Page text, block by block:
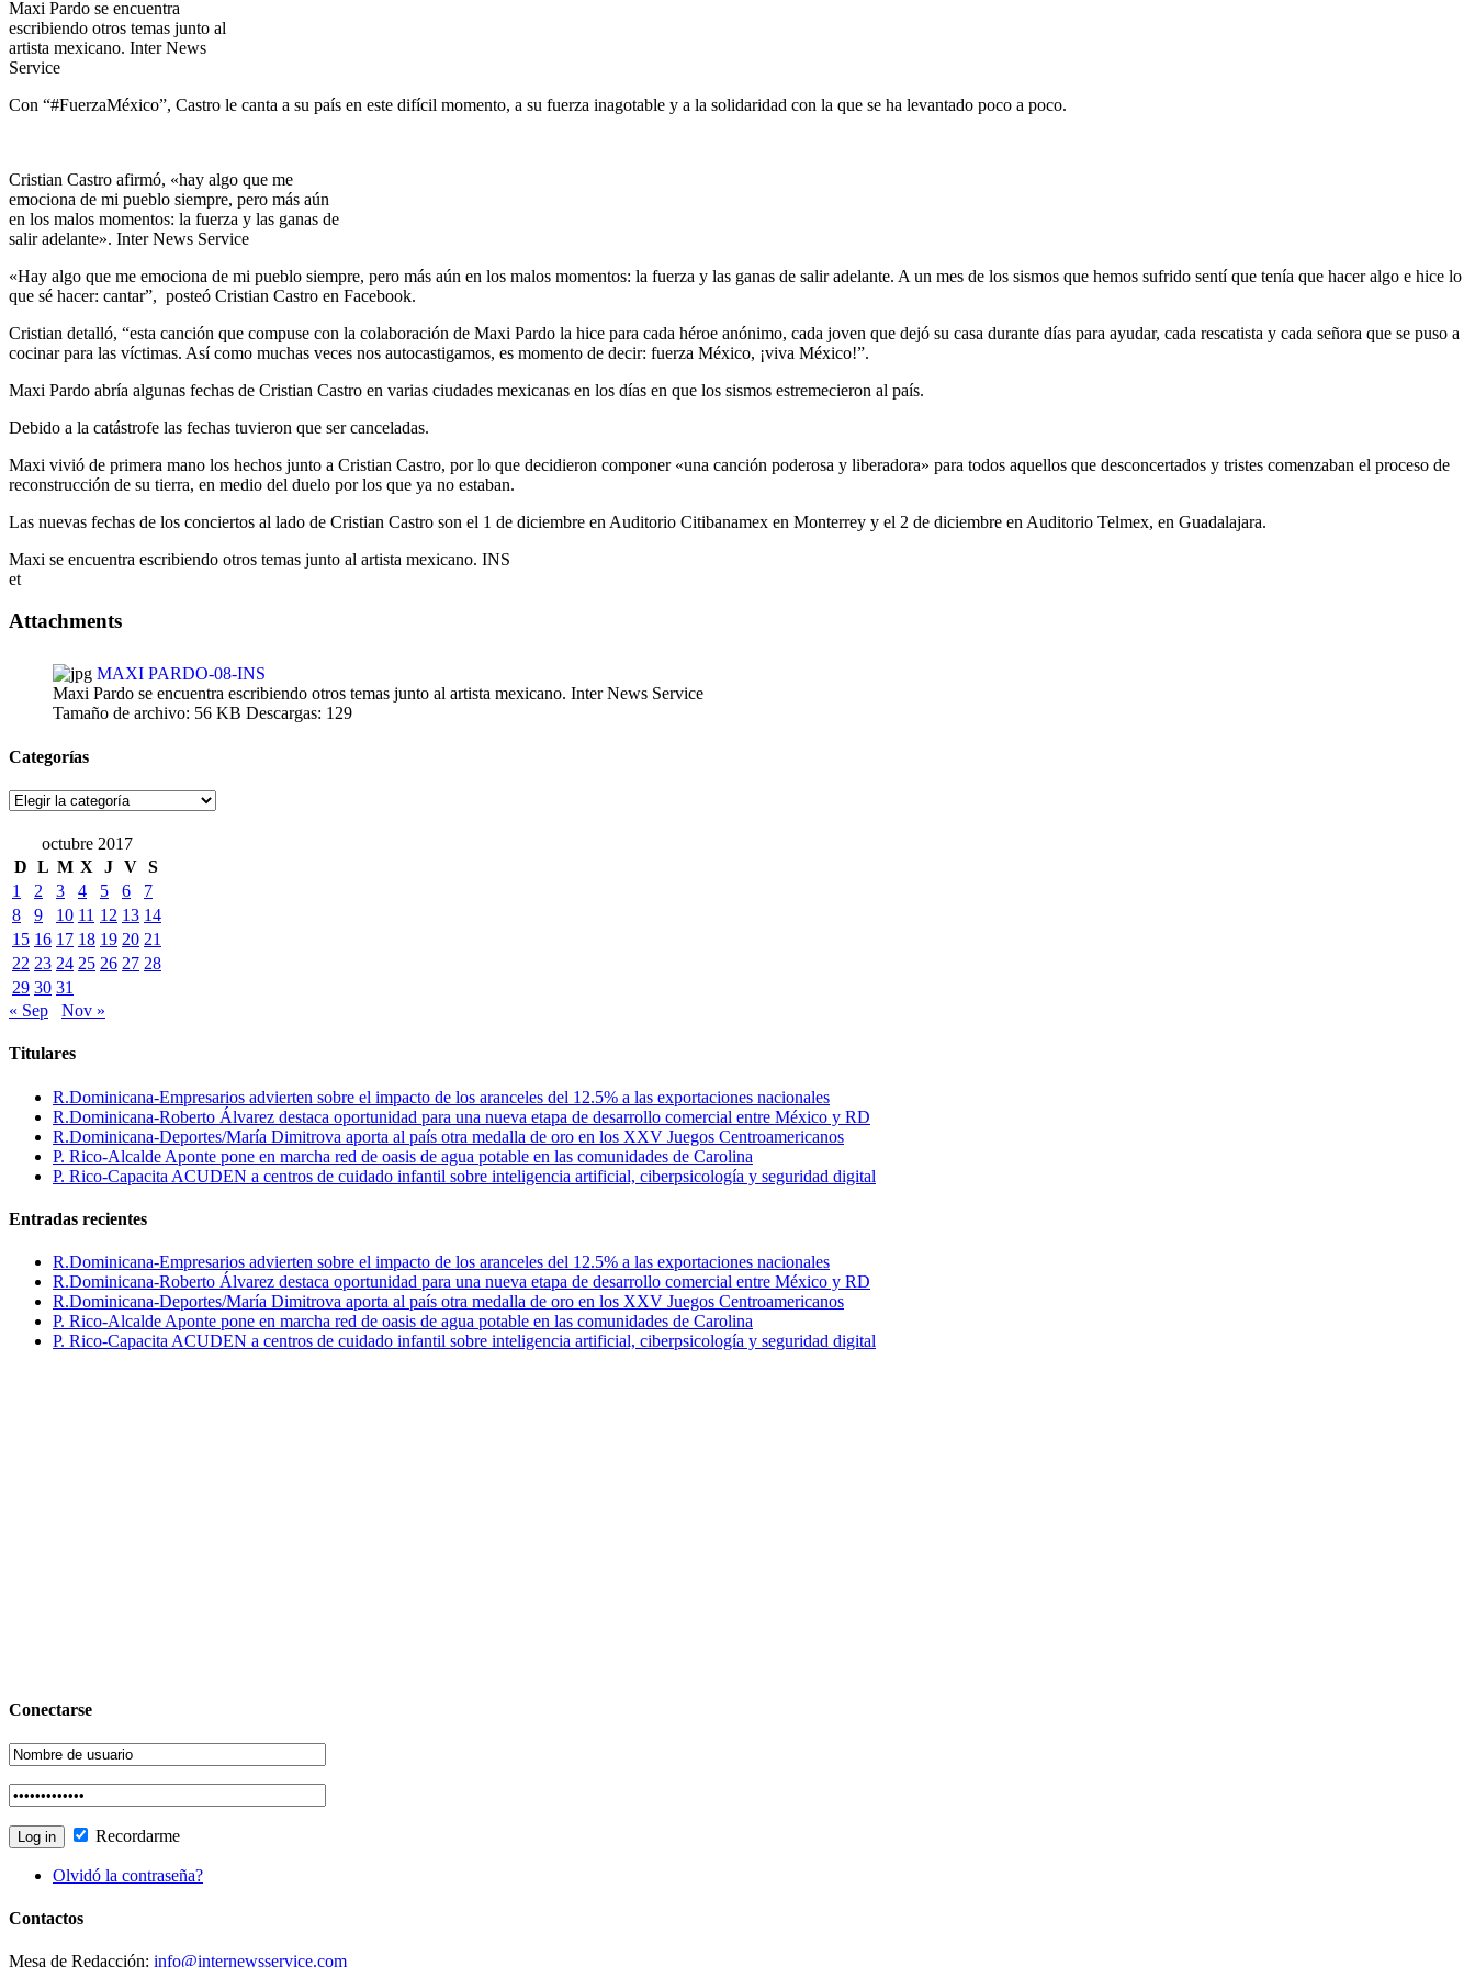
Maxi Pardo se encuentra
escribiendo otros temas junto al
artista mexicano. Inter News
Service
Con “#FuerzaMéxico”, Castro le canta a su país en este difícil momento, a su fuerza inagotable y a la solidaridad con la que se ha levantado poco a poco.
Cristian Castro afirmó, «hay algo que me
emociona de mi pueblo siempre, pero más aún
en los malos momentos: la fuerza y las ganas de
salir adelante». Inter News Service
«Hay algo que me emociona de mi pueblo siempre, pero más aún en los malos momentos: la fuerza y las ganas de salir adelante. A un mes de los sismos que hemos sufrido sentí que tenía que hacer algo e hice lo
que sé hacer: cantar”, posteó Cristian Castro en Facebook.
Cristian detalló, “esta canción que compuse con la colaboración de Maxi Pardo la hice para cada héroe anónimo, cada joven que dejó su casa durante días para ayudar, cada rescatista y cada señora que se puso a
cocinar para las víctimas. Así como muchas veces nos autocastigamos, es momento de decir: fuerza México, ¡viva México!”.
Maxi Pardo abría algunas fechas de Cristian Castro en varias ciudades mexicanas en los días en que los sismos estremecieron al país.
Debido a la catástrofe las fechas tuvieron que ser canceladas.
Maxi vivió de primera mano los hechos junto a Cristian Castro, por lo que decidieron componer «una canción poderosa y liberadora» para todos aquellos que desconcertados y tristes comenzaban el proceso de
reconstrucción de su tierra, en medio del duelo por los que ya no estaban.
Las nuevas fechas de los conciertos al lado de Cristian Castro son el 1 de diciembre en Auditorio Citibanamex en Monterrey y el 2 de diciembre en Auditorio Telmex, en Guadalajara.
Maxi se encuentra escribiendo otros temas junto al artista mexicano. INS
et
Attachments
MAXI PARDO-08-INS
Maxi Pardo se encuentra escribiendo otros temas junto al artista mexicano. Inter News Service
Tamaño de archivo: 56 KB Descargas: 129
Categorías
Categorías
octubre 2017
D L M X J V S
1
2 3 4 5 6
7
8
9 10 11 12 13 14
15 16 17 18 19 20 21
22 23 24 25 26 27 28
29 30 31
« Sep
Nov »
Titulares
R.Dominicana-Empresarios advierten sobre el impacto de los aranceles del 12.5% a las exportaciones nacionales
R.Dominicana-Roberto Álvarez destaca oportunidad para una nueva etapa de desarrollo comercial entre México y RD
R.Dominicana-Deportes/María Dimitrova aporta al país otra medalla de oro en los XXV Juegos Centroamericanos
P. Rico-Alcalde Aponte pone en marcha red de oasis de agua potable en las comunidades de Carolina
P. Rico-Capacita ACUDEN a centros de cuidado infantil sobre inteligencia artificial, ciberpsicología y seguridad digital
Entradas recientes
R.Dominicana-Empresarios advierten sobre el impacto de los aranceles del 12.5% a las exportaciones nacionales
R.Dominicana-Roberto Álvarez destaca oportunidad para una nueva etapa de desarrollo comercial entre México y RD
R.Dominicana-Deportes/María Dimitrova aporta al país otra medalla de oro en los XXV Juegos Centroamericanos
P. Rico-Alcalde Aponte pone en marcha red de oasis de agua potable en las comunidades de Carolina
P. Rico-Capacita ACUDEN a centros de cuidado infantil sobre inteligencia artificial, ciberpsicología y seguridad digital
Conectarse
Recordarme
Olvidó la contraseña?
Contactos
Mesa de Redacción: info@internewsservice.com